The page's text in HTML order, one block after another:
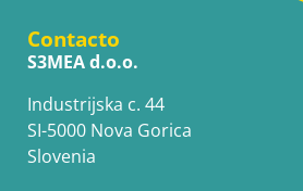
Contacto
S3MEA d.o.o.
Industrijska c. 44
SI-5000 Nova Gorica
Slovenia